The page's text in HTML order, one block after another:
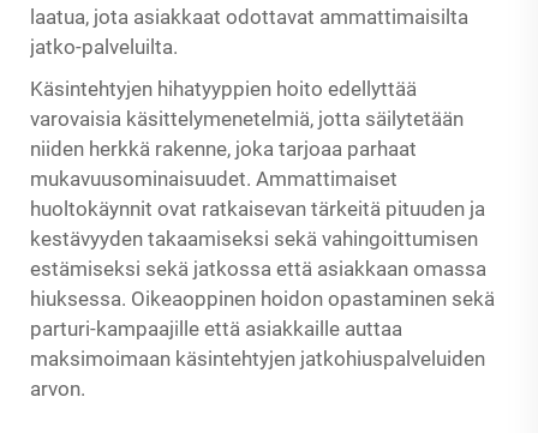
laatua, jota asiakkaat odottavat ammattimaisilta
jatko-palveluilta.
Käsintehtyjen hihatyyppien hoito edellyttää
varovaisia käsittelymenetelmiä, jotta säilytetään
niiden herkkä rakenne, joka tarjoaa parhaat
mukavuusominaisuudet. Ammattimaiset
huoltokäynnit ovat ratkaisevan tärkeitä pituuden ja
kestävyyden takaamiseksi sekä vahingoittumisen
estämiseksi sekä jatkossa että asiakkaan omassa
hiuksessa. Oikeaoppinen hoidon opastaminen sekä
parturi-kampaajille että asiakkaille auttaa
maksimoimaan käsintehtyjen jatkohiuspalveluiden
arvon.